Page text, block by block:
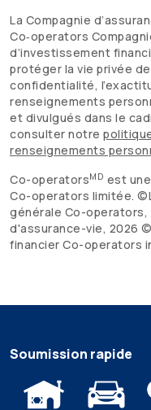
La Compagnie
Co‑operators
d’investissement
protéger la vie privée
confidentialité,
renseignements
et divulgués dans le
consulter notre
renseignements
Co-operatorsMD est
Co-operators limitée.
générale Co-operators,
d'assurance-vie, 2026
financier Co-operators
Soumission rapide